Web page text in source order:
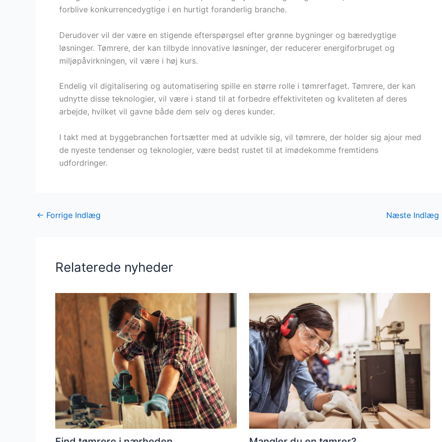
forblive konkurrencedygtige i en hurtigt foranderlig branche.
Derudover vil der være en stigende efterspørgsel efter grønne bygninger og bæredygtige
løsninger. Tømrere, der kan tilbyde innovative løsninger, der reducerer energiforbruget og
miljøpåvirkningen, vil være i høj kurs.
Endelig vil digitalisering og automatisering spille en større rolle i tømrerfaget. Tømrere, der kan
udnytte disse teknologier, vil være i stand til at forbedre effektiviteten og kvaliteten af deres
arbejde, hvilket vil gavne både dem selv og deres kunder.
I takt med at byggebranchen fortsætter med at udvikle sig, vil tømrere, der holder sig ajour med
de nyeste tendenser og teknologier, være bedst rustet til at imødekomme fremtidens
udfordringer.
← Forrige Indlæg Næste Indlæg
Relaterede nyheder